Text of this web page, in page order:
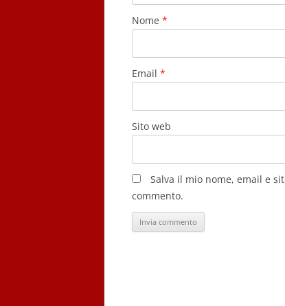
Nome *
Email *
Sito web
Salva il mio nome, email e
commento.